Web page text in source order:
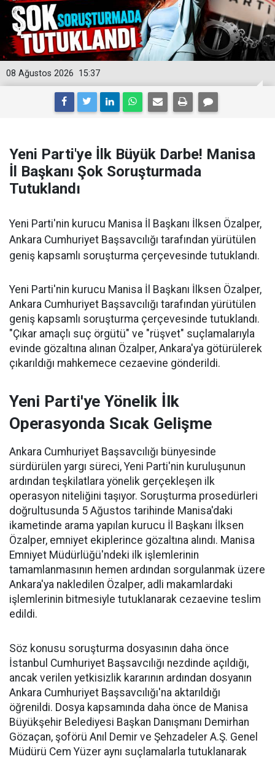
15:37
08 Ağustos 2026
Yeni Parti'ye İlk Büyük Darbe! Manisa
İl Başkanı Şok Soruşturmada
Tutuklandı
Yeni Parti'nin kurucu Manisa İl Başkanı İlksen Özalper,
Ankara Cumhuriyet Başsavcılığı tarafından yürütülen
geniş kapsamlı soruşturma çerçevesinde tutuklandı.
Yeni Parti'nin kurucu Manisa İl Başkanı İlksen Özalper,
Ankara Cumhuriyet Başsavcılığı tarafından yürütülen
geniş kapsamlı soruşturma çerçevesinde tutuklandı.
"Çıkar amaçlı suç örgütü" ve "rüşvet" suçlamalarıyla
evinde gözaltına alınan Özalper, Ankara'ya götürülerek
çıkarıldığı mahkemece cezaevine gönderildi.
Yeni Parti'ye Yönelik İlk
Operasyonda Sıcak Gelişme
Ankara Cumhuriyet Başsavcılığı bünyesinde
sürdürülen yargı süreci, Yeni Parti'nin kuruluşunun
ardından teşkilatlara yönelik gerçekleşen ilk
operasyon niteliğini taşıyor. Soruşturma prosedürleri
doğrultusunda 5 Ağustos tarihinde Manisa'daki
ikametinde arama yapılan kurucu İl Başkanı İlksen
Özalper, emniyet ekiplerince gözaltına alındı. Manisa
Emniyet Müdürlüğü'ndeki ilk işlemlerinin
tamamlanmasının hemen ardından sorgulanmak üzere
Ankara'ya nakledilen Özalper, adli makamlardaki
işlemlerinin bitmesiyle tutuklanarak cezaevine teslim
edildi.
Söz konusu soruşturma dosyasının daha önce
İstanbul Cumhuriyet Başsavcılığı nezdinde açıldığı,
ancak verilen yetkisizlik kararının ardından dosyanın
Ankara Cumhuriyet Başsavcılığı'na aktarıldığı
öğrenildi. Dosya kapsamında daha önce de Manisa
Büyükşehir Belediyesi Başkan Danışmanı Demirhan
Gözaçan, şoförü Anıl Demir ve Şehzadeler A.Ş. Genel
Müdürü Cem Yüzer aynı suçlamalarla tutuklanarak